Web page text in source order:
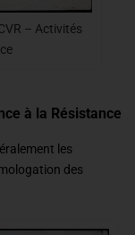
– Activités
à la Résistance
les
des